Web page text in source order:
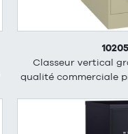
Classeur vertical
qualité commerciale